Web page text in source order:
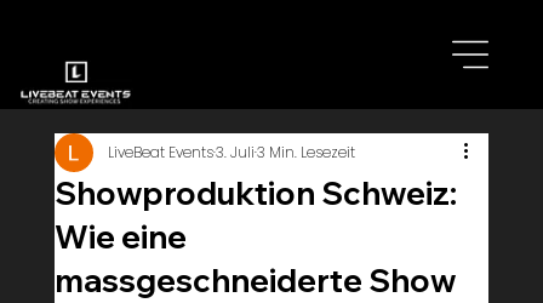
Showproduktion Schweiz:
Wie eine
massgeschneiderte Show
LiveBeat Events3. Juli3 Min. Lesezeit